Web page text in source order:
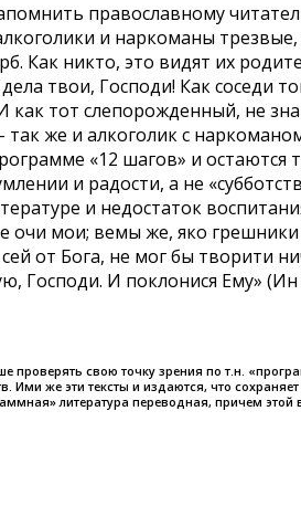
православному
и наркоманы
Как никто, это видят их
твои, Господи! Как соседи
как тот слепорожденный, не
так же и алкоголик с
«12 шагов» и остаются
и радости, а не
и недостаток
очи мои; вемы же, яко
от Бога, не мог бы творити
Господи. И поклонися Ему» (Ин
свою точку зрения по т.н.
же эти тексты и издаются, что
литература переводная, причем